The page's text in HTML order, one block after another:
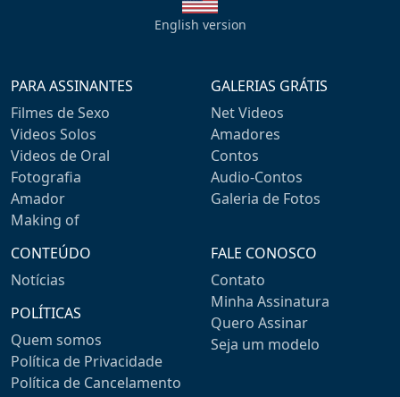
English version
PARA ASSINANTES
Filmes de Sexo
Videos Solos
Videos de Oral
Fotografia
Amador
Making of
GALERIAS GRÁTIS
Net Videos
Amadores
Contos
Audio-Contos
Galeria de Fotos
CONTEÚDO
Notícias
POLÍTICAS
Quem somos
Política de Privacidade
Política de Cancelamento
FALE CONOSCO
Contato
Minha Assinatura
Quero Assinar
Seja um modelo